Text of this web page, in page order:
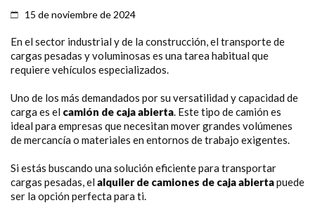
15 de noviembre de 2024
En el sector industrial y de la construcción, el transporte de
cargas pesadas y voluminosas es una tarea habitual que
requiere vehículos especializados.
Uno de los más demandados por su versatilidad y capacidad de
carga es el camión de caja abierta. Este tipo de camión es
ideal para empresas que necesitan mover grandes volúmenes
de mercancía o materiales en entornos de trabajo exigentes.
Si estás buscando una solución eficiente para transportar
cargas pesadas, el alquiler de camiones de caja abiertapuede
ser la opción perfecta para ti.